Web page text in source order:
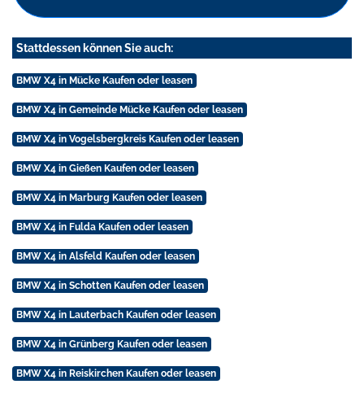
Stattdessen können Sie auch:
BMW X4 in Mücke Kaufen oder leasen
BMW X4 in Gemeinde Mücke Kaufen oder leasen
BMW X4 in Vogelsbergkreis Kaufen oder leasen
BMW X4 in Gießen Kaufen oder leasen
BMW X4 in Marburg Kaufen oder leasen
BMW X4 in Fulda Kaufen oder leasen
BMW X4 in Alsfeld Kaufen oder leasen
BMW X4 in Schotten Kaufen oder leasen
BMW X4 in Lauterbach Kaufen oder leasen
BMW X4 in Grünberg Kaufen oder leasen
BMW X4 in Reiskirchen Kaufen oder leasen